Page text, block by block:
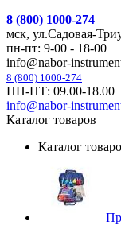
8 (800) 1000-274
мск, ул.Садовая-
пн-пт: 9-00 - 18-00
info@nabor-
8 (800) 1000-274
ПН-ПТ: 09.00-18.00
info@nabor-
Каталог товаров
Каталог